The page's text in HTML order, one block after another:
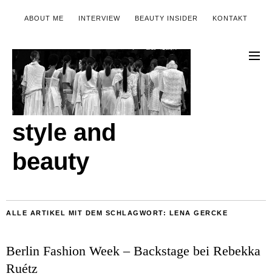
ABOUT ME INTERVIEW BEAUTY INSIDER KONTAKT
style and
beauty
ALLE ARTIKEL MIT DEM SCHLAGWORT: LENA GERCKE
Berlin Fashion Week – Backstage bei Rebekka
Ruétz